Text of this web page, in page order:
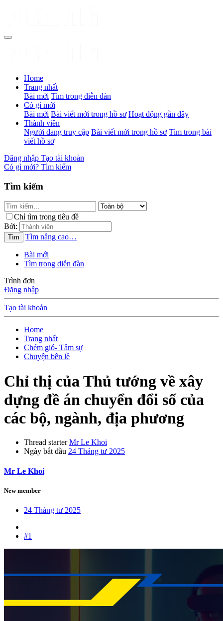
Home
Trang nhất
Bài mới Tìm trong diễn đàn
Có gì mới
Bài mới Bài viết mới trong hồ sơ Hoạt động gần đây
Thành viên
Người đang truy cập Bài viết mới trong hồ sơ Tìm trong bài
viết hồ sơ
Đăng nhập Tạo tài khoản
Có gì mới? Tìm kiếm
Tìm kiếm
Chỉ tìm trong tiêu đề
Bởi:
Tìm Tìm nâng cao…
Bài mới
Tìm trong diễn đàn
Trình đơn
Đăng nhập
Tạo tài khoản
Home
Trang nhất
Chém gió- Tâm sự
Chuyện bên lề
Chỉ thị của Thủ tướng về xây
dựng đề án chuyển đổi số của
các bộ, ngành, địa phương
Thread starter Mr Le Khoi
Ngày bắt đầu 24 Tháng tư 2025
Mr Le Khoi
New member
24 Tháng tư 2025
#1